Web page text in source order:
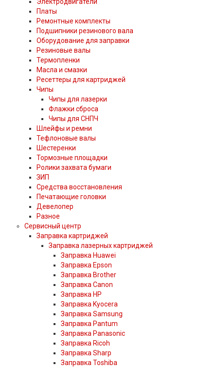
Электродвигатели
Платы
Ремонтные комплекты
Подшипники резинового вала
Оборудование для заправки
Резиновые валы
Термопленки
Масла и смазки
Ресеттеры для картриджей
Чипы
Чипы для лазерки
Флажки сброса
Чипы для СНПЧ
Шлейфы и ремни
Тефлоновые валы
Шестеренки
Тормозные площадки
Ролики захвата бумаги
ЗИП
Средства восстановления
Печатающие головки
Девелопер
Разное
Сервисный центр
Заправка картриджей
Заправка лазерных картриджей
Заправка Huawei
Заправка Epson
Заправка Brother
Заправка Canon
Заправка HP
Заправка Kyocera
Заправка Samsung
Заправка Pantum
Заправка Panasonic
Заправка Ricoh
Заправка Sharp
Заправка Toshiba